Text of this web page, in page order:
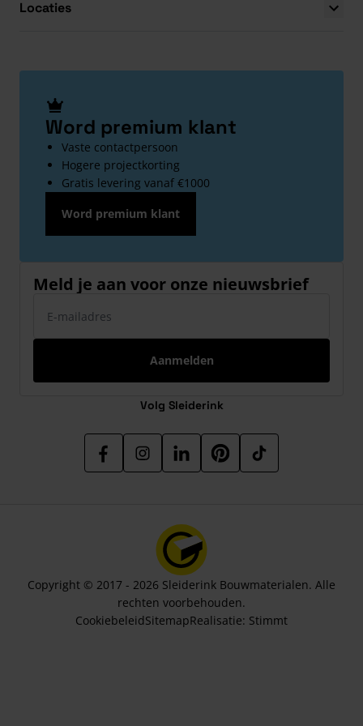
Locaties
Word premium klant
Vaste contactpersoon
Hogere projectkorting
Gratis levering vanaf €1000
Word premium klant
Meld je aan voor onze nieuwsbrief
Aanmelden
Volg Sleiderink
Copyright © 2017 - 2026 Sleiderink Bouwmaterialen. Alle
rechten voorbehouden.
CookiebeleidSitemapRealisatie: Stimmt